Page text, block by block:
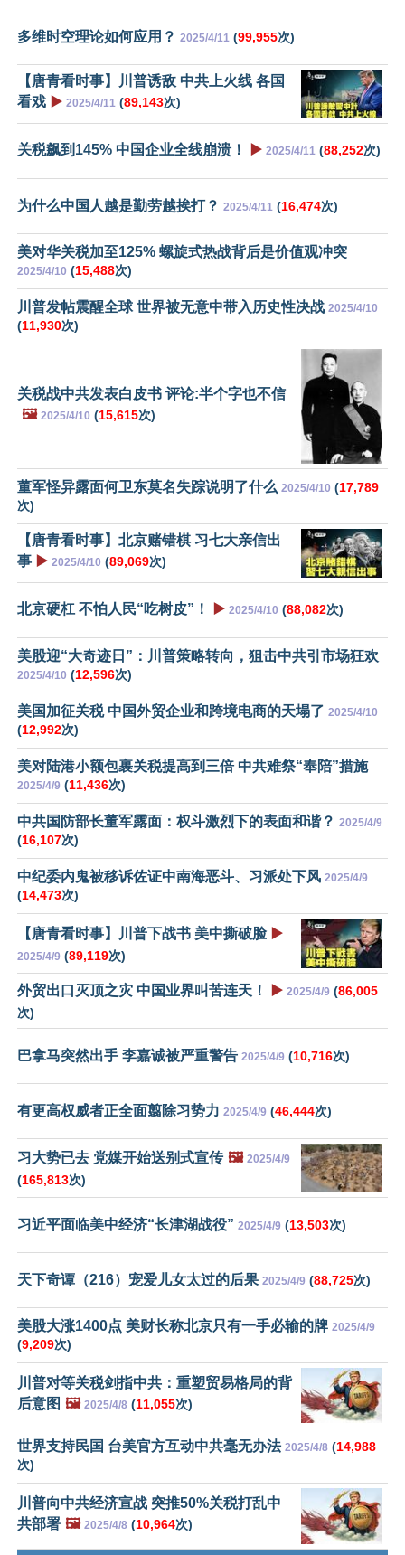
多维时空理论如何应用？ 2025/4/11 (99,955次)
【唐青看时事】川普诱敌 中共上火线 各国
看戏 ▶️ 2025/4/11 (89,143次)
关税飙到145% 中国企业全线崩溃！ ▶️ 2025/4/11 (88,252次)
为什么中国人越是勤劳越挨打？ 2025/4/11 (16,474次)
美对华关税加至125% 螺旋式热战背后是价值观冲突
2025/4/10 (15,488次)
川普发帖震醒全球 世界被无意中带入历史性决战 2025/4/10
(11,930次)
关税战中共发表白皮书 评论:半个字也不信
🖼️ 2025/4/10 (15,615次)
董军怪异露面何卫东莫名失踪说明了什么 2025/4/10 (17,789
次)
【唐青看时事】北京赌错棋 习七大亲信出
事 ▶️ 2025/4/10 (89,069次)
北京硬杠 不怕人民“吃树皮”！ ▶️ 2025/4/10 (88,082次)
美股迎“大奇迹日”：川普策略转向，狙击中共引市场狂欢
2025/4/10 (12,596次)
美国加征关税 中国外贸企业和跨境电商的天塌了 2025/4/10
(12,992次)
美对陆港小额包裹关税提高到三倍 中共难祭“奉陪”措施
2025/4/9 (11,436次)
中共国防部长董军露面：权斗激烈下的表面和谐？ 2025/4/9
(16,107次)
中纪委内鬼被移诉佐证中南海恶斗、习派处下风 2025/4/9
(14,473次)
【唐青看时事】川普下战书 美中撕破脸 ▶️
2025/4/9 (89,119次)
外贸出口灭顶之灾 中国业界叫苦连天！ ▶️ 2025/4/9 (86,005
次)
巴拿马突然出手 李嘉诚被严重警告 2025/4/9 (10,716次)
有更高权威者正全面翦除习势力 2025/4/9 (46,444次)
习大势已去 党媒开始送别式宣传 🖼️ 2025/4/9
(165,813次)
习近平面临美中经济“长津湖战役” 2025/4/9 (13,503次)
天下奇谭（216）宠爱儿女太过的后果 2025/4/9 (88,725次)
美股大涨1400点 美财长称北京只有一手必输的牌 2025/4/9
(9,209次)
川普对等关税剑指中共：重塑贸易格局的背
后意图 🖼️ 2025/4/8 (11,055次)
世界支持民国 台美官方互动中共毫无办法 2025/4/8 (14,988
次)
川普向中共经济宣战 突推50%关税打乱中
共部署 🖼️ 2025/4/8 (10,964次)